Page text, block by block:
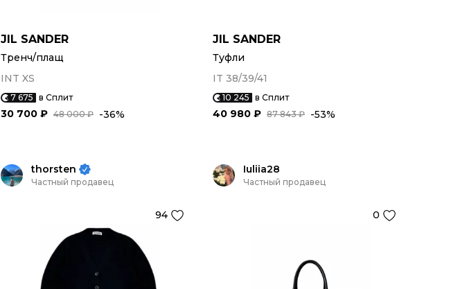
JIL SANDER
Тренч/плащ
INT XS
7 675 в Сплит
48 000 ₽
30 700 ₽ -36%
JIL SANDER
Туфли
IT 38/39/41
10 245 в Сплит
87 843 ₽
40 980 ₽ -53%
thorsten
Частный продавец
94
Iuliia28
Частный продавец
0